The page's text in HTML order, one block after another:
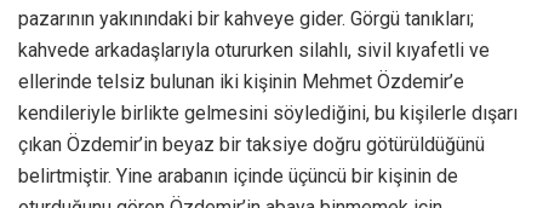
pazarının yakınındaki bir kahveye gider. Görgü tanıkları;
kahvede arkadaşlarıyla otururken silahlı, sivil kıyafetli ve
ellerinde telsiz bulunan iki kişinin Mehmet Özdemir’e
kendileriyle birlikte gelmesini söylediğini, bu kişilerle dışarı
çıkan Özdemir’in beyaz bir taksiye doğru götürüldüğünü
belirtmiştir. Yine arabanın içinde üçüncü bir kişinin de